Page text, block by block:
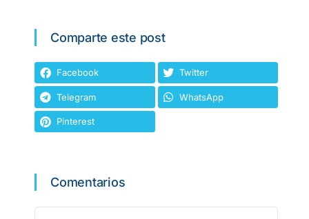
Comparte este post
Facebook Twitter
Telegram WhatsApp
Pinterest
Comentarios